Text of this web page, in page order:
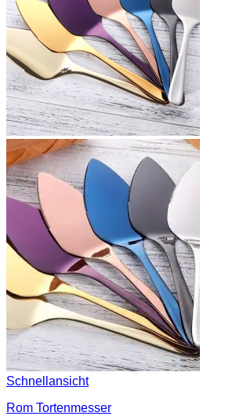
Schnellansicht
Rom Tortenmesser